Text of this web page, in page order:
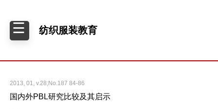
纺织服装教育
2013, 01, v.28;No.187 84-86
国内外PBL研究比较及其启示